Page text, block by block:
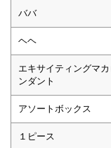
ババ
ヘヘ
エキサイティングマ
ンダント
アソートボックス
１ピース